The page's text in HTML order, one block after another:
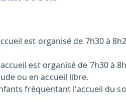
est organisé de 7h30 à
est organisé de 7h30 à
ou en accueil libre.
fréquentant l'accueil du